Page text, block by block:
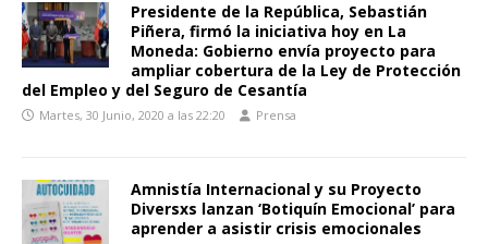
Presidente de la República, Sebastián
Piñera, firmó la iniciativa hoy en La
Moneda: Gobierno envía proyecto para
ampliar cobertura de la Ley de Protección
del Empleo y del Seguro de Cesantía
Martes, 30 Junio, 2020 a las 22:20 Prensa
Amnistía Internacional y su Proyecto
Diversxs lanzan ‘Botiquín Emocional’ para
aprender a asistir crisis emocionales